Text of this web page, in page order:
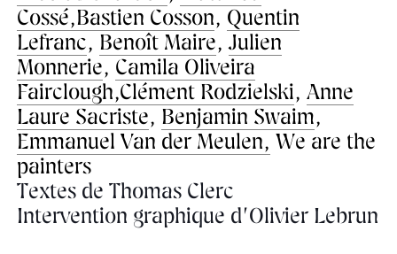
Cossé,Bastien Cosson, Quentin
Lefranc, Benoît Maire,Julien
Monnerie, Camila Oliveira
Fairclough,Clément Rodzielski,Anne
Laure Sacriste, Benjamin Swaim,
Emmanuel Van der Meulen, We are the
painters
Textes de Thomas Clerc
Intervention graphique d’Olivier Lebrun